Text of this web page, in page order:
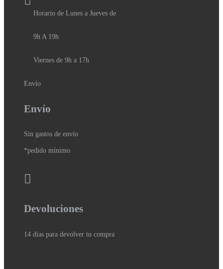
Horario de Lunes a Jueves de
9h A 19h
Viernes de 9h a 17h
Envío
Envío
Sin gastos de envío
*pedido mínimo
Devoluciones
14 días para devolver tu compra